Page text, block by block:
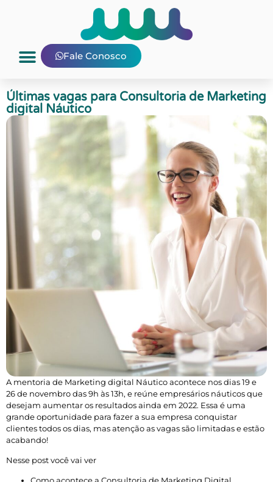
Fale Conosco
Últimas vagas para Consultoria de Marketing
digital Náutico
A mentoria de Marketing digital Náutico acontece nos dias 19 e
26 de novembro das 9h às 13h, e reúne empresários náuticos que
desejam aumentar os resultados ainda em 2022. Essa é uma
grande oportunidade para fazer a sua empresa conquistar
clientes todos os dias, mas atenção as vagas são limitadas e estão
acabando!
Nesse post você vai ver